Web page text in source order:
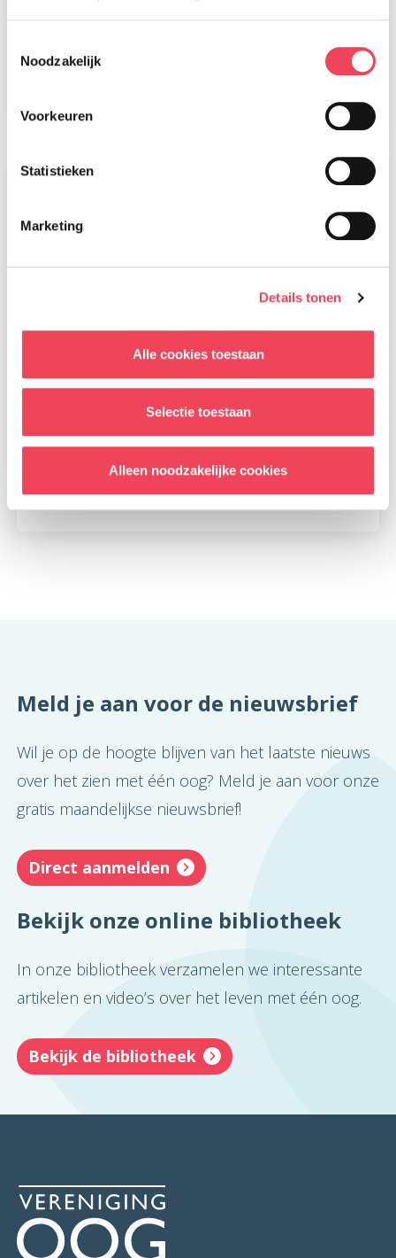
Noodzakelijk
Voorkeuren
Statistieken
Marketing
Details tonen
Alle cookies toestaan
Selectie toestaan
Alleen noodzakelijke cookies
28 juli 2026
Lotgenotengroep HerZien: twee
nieuwe rondes
23 juli 2026
Lees meer
Meld je aan voor de nieuwsbrief
Wil je op de hoogte blijven van het laatste nieuws
over het zien met één oog? Meld je aan voor onze
gratis maandelijkse nieuwsbrief!
Direct aanmelden
Bekijk onze online bibliotheek
In onze bibliotheek verzamelen we interessante
artikelen en video’s over het leven met één oog.
Bekijk de bibliotheek